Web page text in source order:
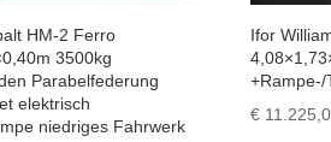
HM-2 Ferro
3500kg
Parabelfederung
elektrisch
niedriges Fahrwerk
Ifor
+Rampe-/
€